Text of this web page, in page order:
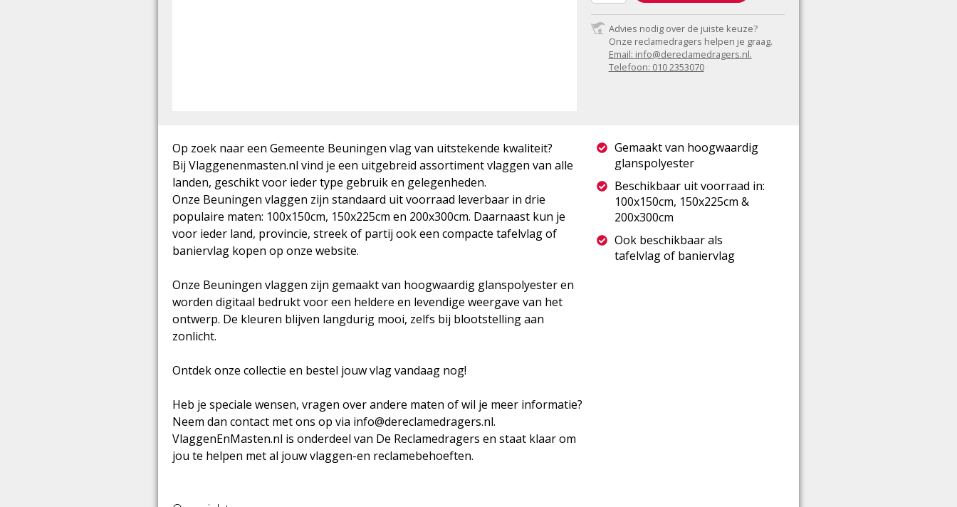
Advies nodig over de juiste keuze?
Onze reclamedragers helpen je graag.
Email: info@dereclamedragers.nl.
Telefoon: 010 2353070
Op zoek naar een Gemeente Beuningen vlag van uitstekende kwaliteit?
Bij Vlaggenenmasten.nl vind je een uitgebreid assortiment vlaggen van alle
landen, geschikt voor ieder type gebruik en gelegenheden.
Onze Beuningen vlaggen zijn standaard uit voorraad leverbaar in drie
populaire maten: 100x150cm, 150x225cm en 200x300cm. Daarnaast kun je
voor ieder land, provincie, streek of partij ook een compacte tafelvlag of
baniervlag kopen op onze website.
Onze Beuningen vlaggen zijn gemaakt van hoogwaardig glanspolyester en
worden digitaal bedrukt voor een heldere en levendige weergave van het
ontwerp. De kleuren blijven langdurig mooi, zelfs bij blootstelling aan
zonlicht.
Ontdek onze collectie en bestel jouw vlag vandaag nog!
Heb je speciale wensen, vragen over andere maten of wil je meer informatie?
Neem dan contact met ons op via info@dereclamedragers.nl.
VlaggenEnMasten.nl is onderdeel van De Reclamedragers en staat klaar om
jou te helpen met al jouw vlaggen-en reclamebehoeften.
Gemaakt van hoogwaardig
glanspolyester
Beschikbaar uit voorraad in:
100x150cm, 150x225cm &
200x300cm
Ook beschikbaar als
tafelvlag of baniervlag